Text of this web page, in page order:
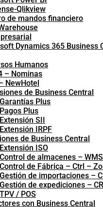
Qlikview
de mandos financiero
Dynamics 365 Business
Humanos
– Nominas
NewHotel
de Business Central
Garantías Plus
Pagos Plus
Extensión SII
Extensión IRPF
de Business Central
Extensión ISO
Control de almacenes – WMS
Control de Fábrica – Ctrl –
Gestión de importaciones –
Gestión de expediciones –
TPV / POS
con Business Central